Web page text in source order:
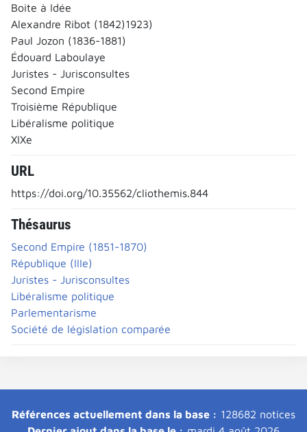
Boite à Idée
Alexandre Ribot (1842)1923)
Paul Jozon (1836-1881)
Édouard Laboulaye
Juristes - Jurisconsultes
Second Empire
Troisième République
Libéralisme politique
XIXe
URL
https://doi.org/10.35562/cliothemis.844
Thésaurus
Second Empire (1851-1870)
République (IIIe)
Juristes - Jurisconsultes
Libéralisme politique
Parlementarisme
Société de législation comparée
Références actuellement dans la base : 128682 notices